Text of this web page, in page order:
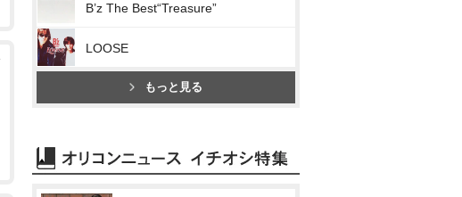
B’z The Best“Treasure”
LOOSE
もっと見る